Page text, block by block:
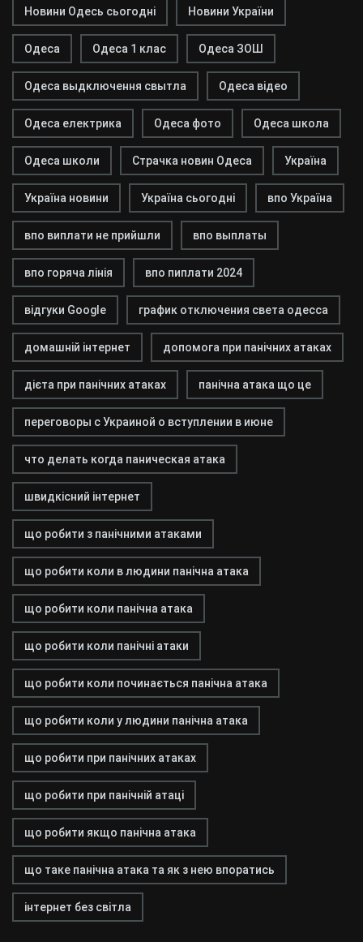
Новини Одесь сьогодні Новини України
Одеса Одеса 1 клас Одеса ЗОШ
Одеса выдключення свытла Одеса відео
Одеса електрика Одеса фото Одеса школа
Одеса школи Страчка новин Одеса Україна
Україна новини Україна сьогодні впо Україна
впо виплати не прийшли впо выплаты
впо горяча лінія впо пиплати 2024
відгуки Google график отключения света одесса
домашній інтернет допомога при панічних атаках
дієта при панічних атаках панічна атака що це
переговоры с Украиной о вступлении в июне
что делать когда паническая атака
швидкісний інтернет
що робити з панічними атаками
що робити коли в людини панічна атака
що робити коли панічна атака
що робити коли панічні атаки
що робити коли починається панічна атака
що робити коли у людини панічна атака
що робити при панічних атаках
що робити при панічній атаці
що робити якщо панічна атака
що таке панічна атака та як з нею впоратись
інтернет без світла